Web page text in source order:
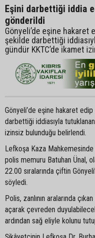
Eşini darbettiği iddia
gönderildi
Gönyeli’de eşine hakaret
şekilde darbettiği
gündür KKTC’de ikamet
Gönyeli’de eşine hakaret edip
darbettiği iddiasıyla
izinsiz bulunduğu belirlendi.
Lefkoşa Kaza
polis memuru Batuhan Ünal,
22.00 sıralarında çiftin
söyledi.
Polis, zanlının aralarında
açarak çevreden
ardından sağ eliyle kolunu